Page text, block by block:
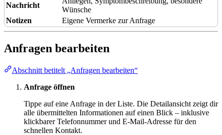
Nachricht
Wünsche
Notizen
Eigene Vermerke zur Anfrage
Anfragen bearbeiten
Abschnitt betitelt „Anfragen bearbeiten“
Anfrage öffnen
Tippe auf eine Anfrage in der Liste. Die Detailansicht zeigt dir
alle übermittelten Informationen auf einen Blick – inklusive
klickbarer Telefonnummer und E-Mail-Adresse für den
schnellen Kontakt.